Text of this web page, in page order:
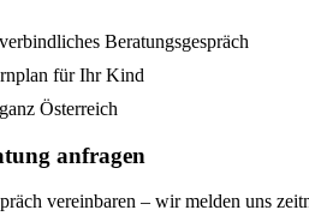
Beratungsgespräch
für Ihr Kind
Österreich
anfragen
vereinbaren – wir melden uns